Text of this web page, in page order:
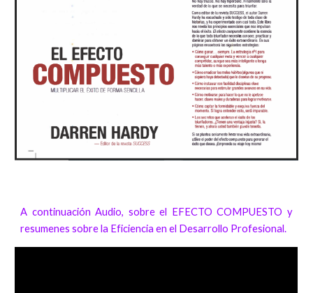
A continuaciónAudio, sobre el EFECTO COMPUESTO y
resumenes sobre la Eficiencia en el Desarrollo Profesional.